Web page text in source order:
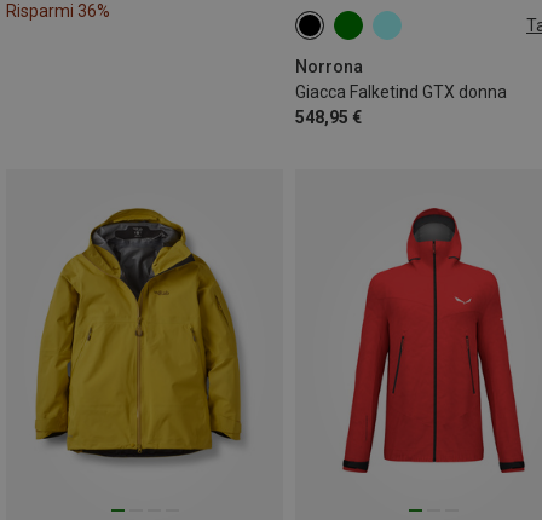
Risparmi 36%
Norrona
Giacca Falketind GTX donna
548,95 €
XS S M